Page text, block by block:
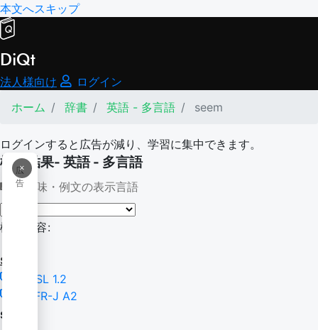
本文へスキップ
DiQt
法人様向け
ログイン
ホーム
辞書 英語 - 多言語 seem
ログインすると広告が減り、学習に集中できます。
×
広
告
検索結果- 英語 - 多言語
意味・例文の表示言語
検索内容:
seem
NGSL 1.2
CEFR-J A2
seem